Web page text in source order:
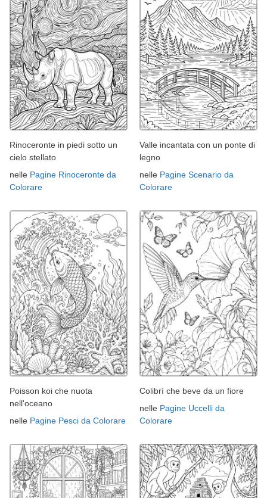
Rinoceronte in piedi sotto un
cielo stellato
nelle Pagine Rinoceronte da
Colorare
Valle incantata con un ponte di
legno
nelle Pagine Scenario da
Colorare
Poisson koi che nuota
nell'oceano
nelle Pagine Pesci da Colorare
Colibrì che beve da un fiore
nelle Pagine Uccelli da
Colorare